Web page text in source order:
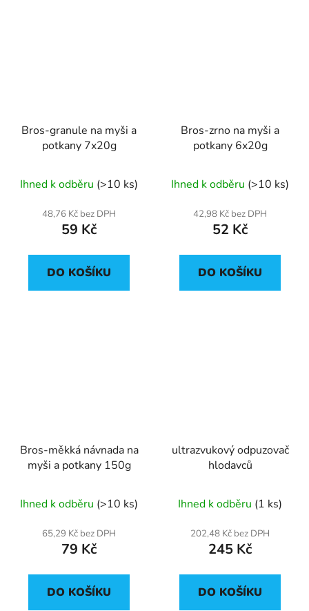
Bros-granule na myši a
potkany 7x20g
Ihned k odběru (>10 ks)
48,76 Kč bez DPH
59 Kč
DO KOŠÍKU
Bros-zrno na myši a
potkany 6x20g
Ihned k odběru (>10 ks)
42,98 Kč bez DPH
52 Kč
DO KOŠÍKU
Bros-měkká návnada na
myši a potkany 150g
Ihned k odběru (>10 ks)
65,29 Kč bez DPH
79 Kč
DO KOŠÍKU
ultrazvukový odpuzovač
hlodavců
Ihned k odběru (1 ks)
202,48 Kč bez DPH
245 Kč
DO KOŠÍKU